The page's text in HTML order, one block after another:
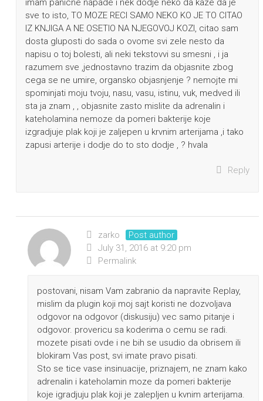
imam panicne napade i nek dodje neko da kaze da je
sve to isto, TO MOZE RECI SAMO NEKO KO JE TO CITAO
IZ KNJIGA A NE OSETIO NA NJEGOVOJ KOZI, citao sam
dosta gluposti do sada o ovome svi zele nesto da
napisu o toj bolesti, ali neki tekstovvi su smesni , i ja
razumem sve ,jednostavno trazim da objasnite zbog
cega se ne umire, organsko objasnjenje ? nemojte mi
spominjati moju tvoju, nasu, vasu, istinu, vuk, medved ili
sta ja znam , , objasnite zasto mislite da adrenalin i
kateholamina nemoze da pomeri bakterije koje
izgradjuje plak koji je zaljepen u krvnim arterijama ,i tako
zapusi arterije i dodje do to sto dodje , ? hvala
Reply
zarko
Post author
July 31, 2016 at 9:20 pm
Permalink
postovani, nisam Vam zabranio da napravite Replay,
mislim da plugin koji moj sajt koristi ne dozvoljava
odgovor na odgovor (diskusiju) vec samo pitanje i
odgovor. provericu sa koderima o cemu se radi.
mozete pisati ovde i ne bih se usudio da obrisem ili
blokiram Vas post, svi imate pravo pisati.
Sto se tice vase insinuacije, priznajem, ne znam kako
adrenalin i kateholamin moze da pomeri bakterije
koje igradjuju plak koji je zalepljen u kvnim arterijama.